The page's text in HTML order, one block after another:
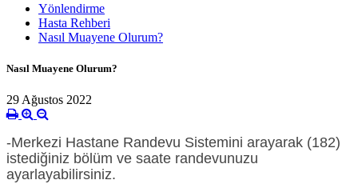
Yönlendirme
Hasta Rehberi
Nasıl Muayene Olurum?
Nasıl Muayene Olurum?
29 Ağustos 2022
-Merkezi Hastane Randevu Sistemini arayarak (182)
istediğiniz bölüm ve saate randevunuzu
ayarlayabilirsiniz.